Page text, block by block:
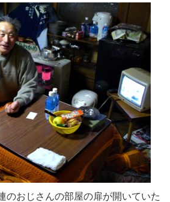
のおじさんの部屋の扉が開いていた